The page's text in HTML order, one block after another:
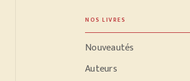
NOS LIVRES
Nouveautés
Auteurs